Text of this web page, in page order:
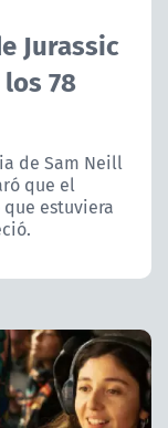
Jurassic
78
de Sam Neill
que el
estuviera